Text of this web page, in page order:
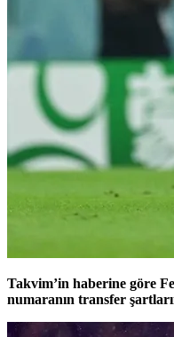
Takvim’in haberine göre
numaranın transfer